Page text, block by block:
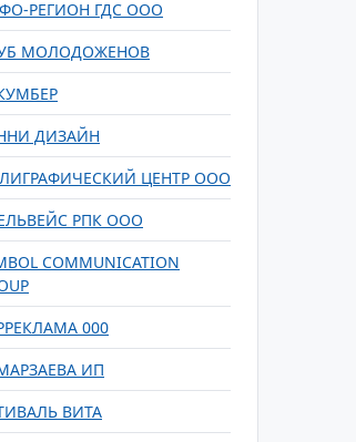
РЕГИОН ГДС ООО
МОЛОДОЖЕНОВ
ДИЗАЙН
ЦЕНТР ООО
РПК ООО
COMMUNICATION
000
ИП
ВИТА